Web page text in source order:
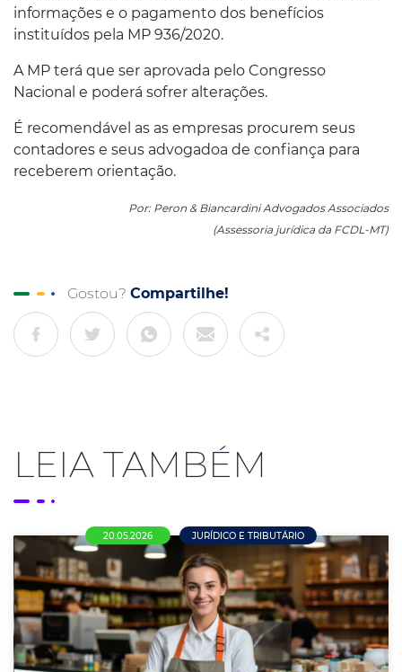
informações e o pagamento dos benefícios
instituídos pela MP 936/2020.
A MP terá que ser aprovada pelo Congresso
Nacional e poderá sofrer alterações.
É recomendável as as empresas procurem seus
contadores e seus advogadoa de confiança para
receberem orientação.
Por: Peron & Biancardini Advogados Associados
(Assessoria jurídica da FCDL-MT)
Gostou? Compartilhe!
LEIA TAMBÉM
20.05.2026 JURÍDICO E TRIBUTÁRIO
Comércio em Nova Mutum terá novo piso
salarial de R$ 1.715 a partir de maio de
2026